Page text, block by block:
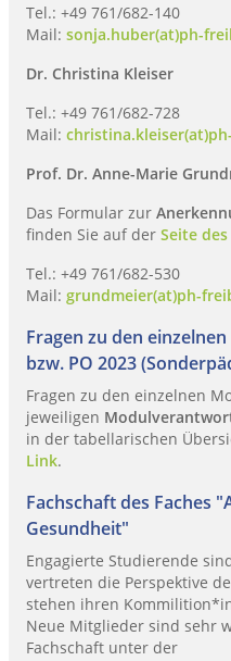
Tel.: +49 761/682-140
Mail: sonja.huber(at)ph-
Dr. Christina Kleiser
Tel.: +49 761/682-728
Mail:
Prof. Dr. Anne-Marie
Das Formular zur
finden Sie auf der Seite
Tel.: +49 761/682-530
Mail: grundmeier(at)ph-
Fragen zu den
bzw. PO 2023
Fragen zu den einzelnen
jeweiligen
in der tabellarischen
Link.
Fachschaft des Faches
Gesundheit"
Engagierte Studierende
vertreten die Perspektive
stehen ihren
Neue Mitglieder sind sehr
Fachschaft unter der